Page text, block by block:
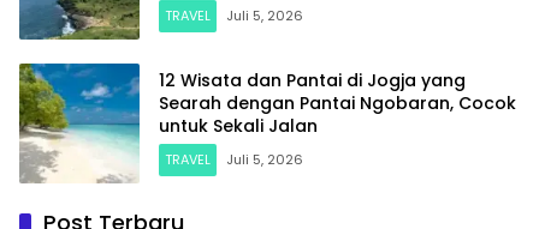
TRAVEL Juli 5, 2026
12 Wisata dan Pantai di Jogja yang
Searah dengan Pantai Ngobaran, Cocok
untuk Sekali Jalan
TRAVEL Juli 5, 2026
Post Terbaru